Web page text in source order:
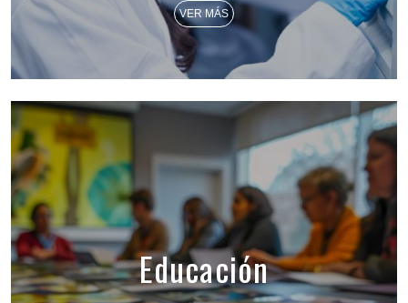
VER MÁS
Educación